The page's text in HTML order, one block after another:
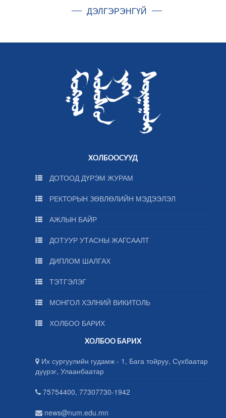
ДЭЛГЭРЭНГҮЙ
ХОЛБООСУУД
ДОТООД ДҮРЭМ ЖУРАМ
РЕКТОРЫН ЗӨВЛӨЛИЙН МЭДЭЭЛЭЛ
АЖЛЫН БАЙР
ДОТУУР УТАСНЫ ЖАГСААЛТ
ДИПЛОМ ШАЛГАХ
ТЭТГЭЛЭГ
МОНГОЛ ХЭЛНИЙ ВИКИТОЛЬ
ХОЛБОО БАРИХ
ХОЛБОО БАРИХ
Их сургуулийн гудамж - 1, Бага тойруу, Сүхбаатар
дүүрэг, Улаанбаатар
75754400, 77307730-1942
news@num.edu.mn